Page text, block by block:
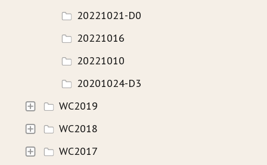
20221021-D0
20221016
20221010
20201024-D3
WC2019
WC2018
WC2017